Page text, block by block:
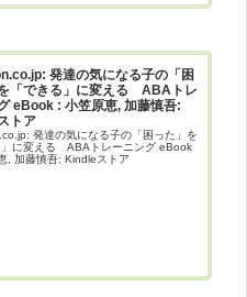
発達の気になる子の「困
「できる」に変える ABAトレ
eBook : 小笠原恵, 加藤慎吾:
トア
発達の気になる子の「困った」を
」に変える ABAトレーニング eBook
, 加藤慎吾: Kindleストア